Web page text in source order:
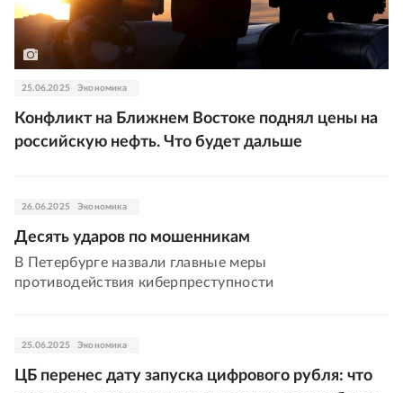
25.06.2025 Экономика
Конфликт на Ближнем Востоке поднял цены на
российскую нефть. Что будет дальше
26.06.2025 Экономика
Десять ударов по мошенникам
В Петербурге назвали главные меры
противодействия киберпреступности
25.06.2025 Экономика
ЦБ перенес дату запуска цифрового рубля: что